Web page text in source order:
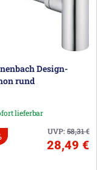
9, 77761 Schiltach
Design-
rund
lieferbar
UVP:58,31€
28,49 €